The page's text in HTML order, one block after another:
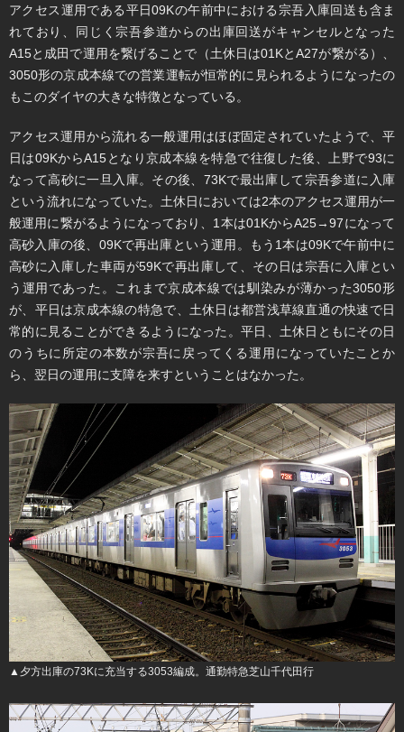
アクセス運用である平日09Kの午前中における宗吾入庫回送も含ま
れており、同じく宗吾参道からの出庫回送がキャンセルとなった
A15と成田で運用を繋げることで（土休日は01KとA27が繋がる）、
3050形の京成本線での営業運転が恒常的に見られるようになったの
もこのダイヤの大きな特徴となっている。
アクセス運用から流れる一般運用はほぼ固定されていたようで、平
日は09KからA15となり京成本線を特急で往復した後、上野で93に
なって高砂に一旦入庫。その後、73Kで最出庫して宗吾参道に入庫
という流れになっていた。土休日においては2本のアクセス運用が一
般運用に繋がるようになっており、1本は01KからA25→97になって
高砂入庫の後、09Kで再出庫という運用。もう1本は09Kで午前中に
高砂に入庫した車両が59Kで再出庫して、その日は宗吾に入庫とい
う運用であった。これまで京成本線では馴染みが薄かった3050形
が、平日は京成本線の特急で、土休日は都営浅草線直通の快速で日
常的に見ることができるようになった。平日、土休日ともにその日
のうちに所定の本数が宗吾に戻ってくる運用になっていたことか
ら、翌日の運用に支障を来すということはなかった。
▲夕方出庫の73Kに充当する3053編成。通勤特急芝山千代田行